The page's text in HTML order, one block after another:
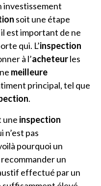
investissement
soit une étape
est important de ne
qui. L’inspection
à l’acheteurles
meilleure
principal, tel que
.
une inspection
n’est pas
pourquoi un
un
effectué par un